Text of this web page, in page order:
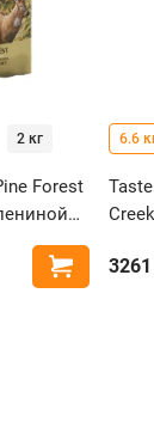
2 кг
Forest
Купить
6.6
3261